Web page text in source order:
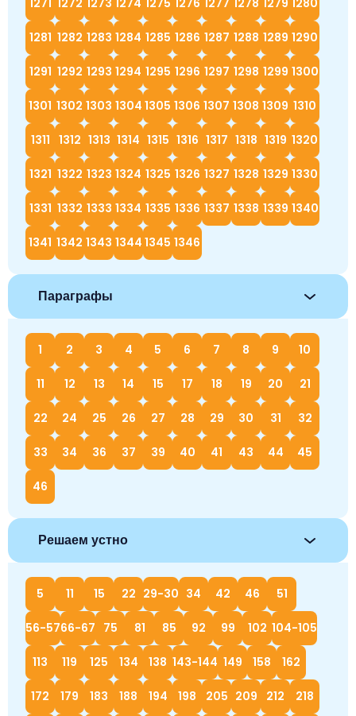
1271 1272 1273 1274 1275 1276 1277 1278 1279 1280
1281 1282 1283 1284 1285 1286 1287 1288 1289 1290
1291 1292 1293 1294 1295 1296 1297 1298 1299 1300
1301 1302 1303 1304 1305 1306 1307 1308 1309 1310
1311 1312 1313 1314 1315 1316 1317 1318 1319 1320
1321 1322 1323 1324 1325 1326 1327 1328 1329 1330
1331 1332 1333 1334 1335 1336 1337 1338 1339 1340
1341 1342 1343 1344 1345 1346
Параграфы
1 2 3 4 5 6 7 8 9 10
11 12 13 14 15 17 18 19 20 21
22 24 25 26 27 28 29 30 31 32
33 34 36 37 39 40 41 43 44 45
46
Решаем устно
5 11 15 22 29-30 34 42 46 51
56-5766-67 75 81 85 92 99 102 104-105
113 119 125 134 138 143-144 149 158 162
172 179 183 188 194 198 205 209 212 218